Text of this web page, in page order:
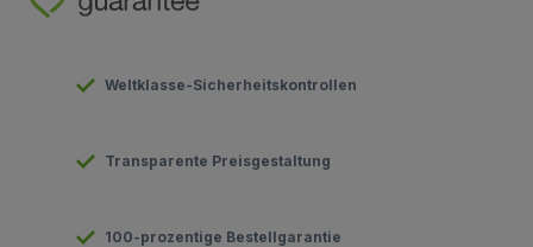
Weltklasse-Sicherheitskontrollen
Transparente Preisgestaltung
100-prozentige Bestellgarantie